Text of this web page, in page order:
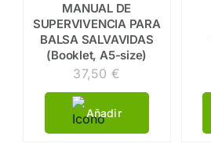
MANUAL DE
SUPERVIVENCIA PARA
BALSA SALVAVIDAS
(Booklet, A5-size)
37,50 €
Añadir